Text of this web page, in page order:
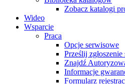
Zobacz katalogi
Wideo
Wsparcie
Praca
Opcje serwisowe
Prześlij
Znajdź
Informacje
Formularz